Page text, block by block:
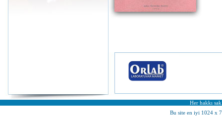
Her hakkı
Bu site en iyi 1024 x